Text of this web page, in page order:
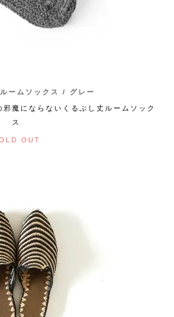
ームソックス / グレー
魔にならないくるぶし丈ルームソック
ス
OUT